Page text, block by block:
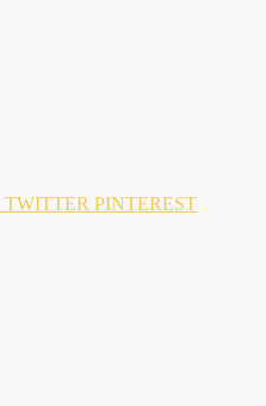
TWITTER PINTEREST